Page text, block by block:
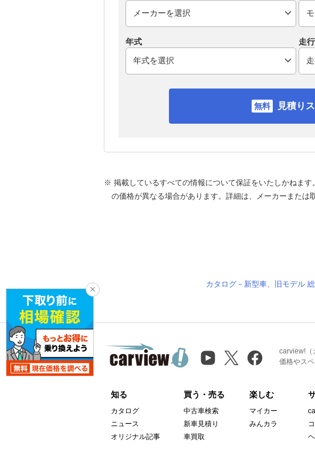
年式 走
見積り
※ 掲載しているすべての情報について保証をいたしかねま
の価格が異なる場合があります。詳細は、メーカーまたは
カタログ－新型車、旧モデル
carview!（
価格やス
知る
カタログ
ニュース
オリジナル記事
買う・売る
中古車検索
新車見積り
車買取
楽しむ
マイカー
みんカラ